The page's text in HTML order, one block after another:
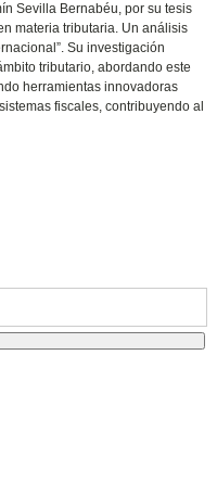
Sevilla Bernabéu, por su tesis
materia tributaria. Un análisis
Su investigación
tributario, abordando este
herramientas innovadoras
fiscales, contribuyendo al